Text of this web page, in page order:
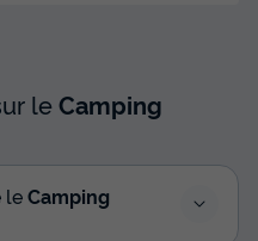
- CASITA OLIVA
leCamping
leCamping